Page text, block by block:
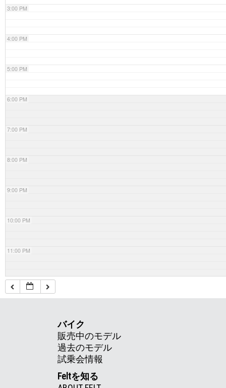
3:00 PM
4:00 PM
5:00 PM
6:00 PM
7:00 PM
8:00 PM
9:00 PM
10:00 PM
11:00 PM
バイク
販売中のモデル
過去のモデル
試乗会情報
Feltを知る